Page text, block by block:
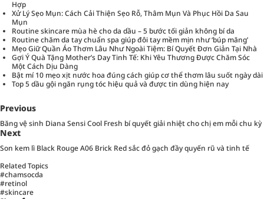
Hợp
Xử Lý Sẹo Mụn: Cách Cải Thiện Sẹo Rỗ, Thâm Mụn Và Phục Hồi Da Sau
Mụn
Routine skincare mùa hè cho da dầu – 5 bước tối giản không bí da
Routine chăm da tay chuẩn spa giúp đôi tay mềm mịn như ‘búp măng’
Mẹo Giữ Quần Áo Thơm Lâu Như Ngoài Tiệm: Bí Quyết Đơn Giản Tại Nhà
Gợi Ý Quà Tặng Mother’s Day Tinh Tế: Khi Yêu Thương Được Chăm Sóc
Một Cách Dịu Dàng
Bật mí 10 mẹo xịt nước hoa đúng cách giúp cơ thể thơm lâu suốt ngày dài
Top 5 dầu gội ngăn rụng tóc hiệu quả và được tin dùng hiện nay
Previous
Băng vệ sinh Diana Sensi Cool Fresh bí quyết giải nhiệt cho chị em mỗi chu kỳ
Next
Son kem lì Black Rouge A06 Brick Red sắc đỏ gạch đầy quyến rũ và tinh tế
Related Topics
#chamsocda
#retinol
#skincare